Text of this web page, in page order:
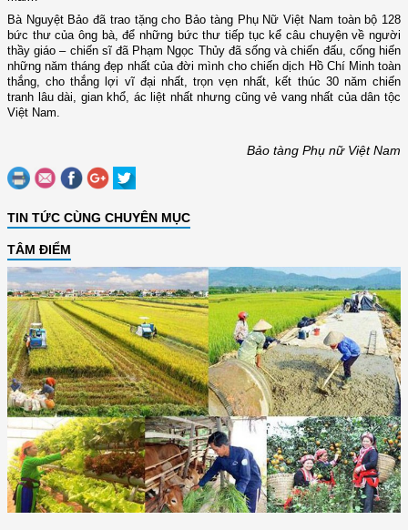
Bà Nguyệt Bảo đã trao tặng cho Bảo tàng Phụ Nữ Việt Nam toàn bộ 128
bức thư của ông bà, để những bức thư tiếp tục kể câu chuyện về người
thầy giáo – chiến sĩ đã Phạm Ngọc Thủy đã sống và chiến đấu, cống hiến
những năm tháng đẹp nhất của đời mình cho chiến dịch Hồ Chí Minh toàn
thắng, cho thắng lợi vĩ đại nhất, trọn vẹn nhất, kết thúc 30 năm chiến
tranh lâu dài, gian khổ, ác liệt nhất nhưng cũng vẻ vang nhất của dân tộc
Việt Nam.
Bảo tàng Phụ nữ Việt Nam
TIN TỨC CÙNG CHUYÊN MỤC
TÂM ĐIỂM